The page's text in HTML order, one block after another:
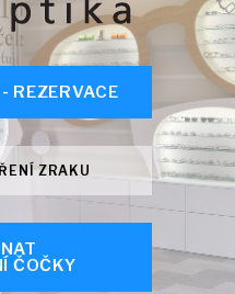
REZERVACE
ZRAKU
ČOČKY